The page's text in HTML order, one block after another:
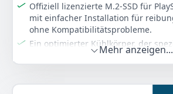
Offiziell lizenzierte M.2-SSD für
mit einfacher Installation für
ohne Kompatibilitätsprobleme.
Ein optimierter Kühlkörper, der
Konsole entworfen wurde, sorgt für
problemlose Installation im M.2-
Mehr anzeigen...